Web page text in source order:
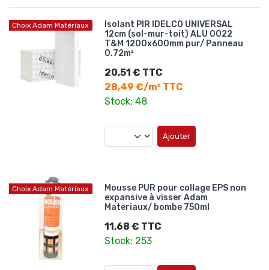
Choix Adam Matériaux
Isolant PIR IDELCO UNIVERSAL
12cm (sol-mur-toit) ALU 0022
T&M 1200x600mm pur/ Panneau
0.72m²
20,51 € TTC
28,49 €/m² TTC
Stock: 48
Ajouter
Choix Adam Matériaux
Mousse PUR pour collage EPS non
expansive à visser Adam
Materiaux/ bombe 750ml
11,68 € TTC
Stock: 253